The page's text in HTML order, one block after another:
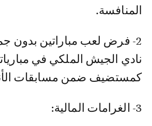
المنافسة.
2- فرض لعب مباراتين بدون
نادي الجيش الملكي في
كمستضيف ضمن مسابقات
3- الغرامات المالية: